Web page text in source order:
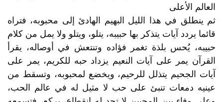
العالم الأعلى
ثم ينطلق في هذا الليل البهيم الهادئ إلى محبوبه، فتراه
قائما يردد آيات يتذكر بها حبيبه، يتلو، ويتلو ولا يمل من كلام
حبيبه، يُحس بلذة تغمر فؤاده وتنتعش في أوصاله، يقرأ
القرآن يمر على آيات النعيم يزداد حبه للكريم، يمر على
آيات الجحيم يتذلل للرحيم، ويخضع لمحبوبه، وتسقط من
عينيه دمعات تنبئ على حب لا مثيل له في عالم الحب،